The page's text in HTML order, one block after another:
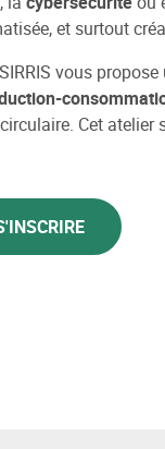
et surtout
vous propose
Cet